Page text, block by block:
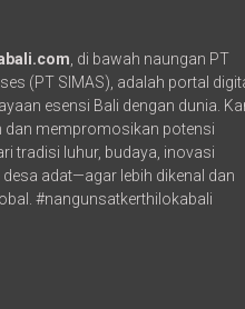
, di bawah naungan PT
(PT SIMAS), adalah portal
esensi Bali dengan dunia.
dan mempromosikan potensi
tradisi luhur, budaya, inovasi
adat—agar lebih dikenal dan
#nangunsatkerthilokabali